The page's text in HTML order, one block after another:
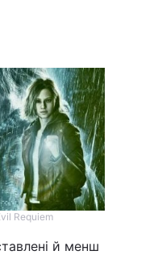
Requiem
й менш